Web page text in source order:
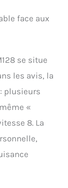
face aux
se situe
les avis, la
plusieurs
«
8. La